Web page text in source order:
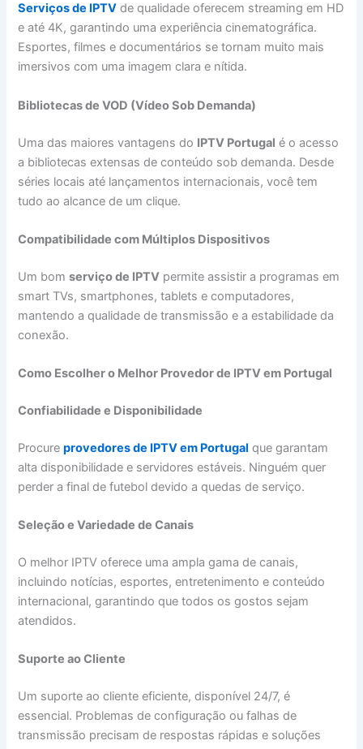
Serviços de IPTV de qualidade oferecem streaming em HD
e até 4K, garantindo uma experiência cinematográfica.
Esportes, filmes e documentários se tornam muito mais
imersivos com uma imagem clara e nítida.
Bibliotecas de VOD (Vídeo Sob Demanda)
Uma das maiores vantagens do IPTV Portugal é o acesso
a bibliotecas extensas de conteúdo sob demanda. Desde
séries locais até lançamentos internacionais, você tem
tudo ao alcance de um clique.
Compatibilidade com Múltiplos Dispositivos
Um bomserviço de IPTV permite assistir a programas em
smart TVs, smartphones, tablets e computadores,
mantendo a qualidade de transmissão e a estabilidade da
conexão.
Como Escolher o Melhor Provedor de IPTV em Portugal
Confiabilidade e Disponibilidade
Procureprovedores de IPTV em Portugal que garantam
alta disponibilidade e servidores estáveis. Ninguém quer
perder a final de futebol devido a quedas de serviço.
Seleção e Variedade de Canais
O melhor IPTV oferece uma ampla gama de canais,
incluindo notícias, esportes, entretenimento e conteúdo
internacional, garantindo que todos os gostos sejam
atendidos.
Suporte ao Cliente
Um suporte ao cliente eficiente, disponível 24/7, é
essencial. Problemas de configuração ou falhas de
transmissão precisam de respostas rápidas e soluções